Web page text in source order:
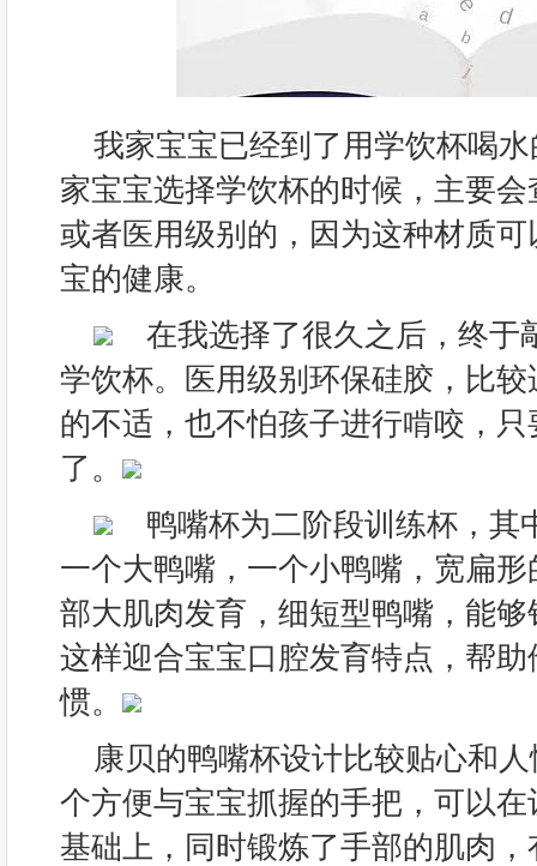
我家宝宝已经到了用学饮杯喝
家宝宝选择学饮杯的时候，主要
或者医用级别的，因为这种材质
宝的健康。
在我选择了很久之后，终于
学饮杯。医用级别环保硅胶，比
的不适，也不怕孩子进行啃咬，
了。
鸭嘴杯为二阶段训练杯，其
一个大鸭嘴，一个小鸭嘴，宽扁
部大肌肉发育，细短型鸭嘴，能
这样迎合宝宝口腔发育特点，帮
惯。
康贝的鸭嘴杯设计比较贴心和
个方便与宝宝抓握的手把，可以
基础上，同时锻炼了手部的肌肉